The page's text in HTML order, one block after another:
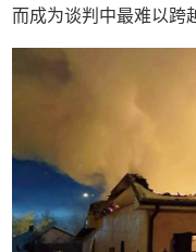
而成为谈判中最难以跨